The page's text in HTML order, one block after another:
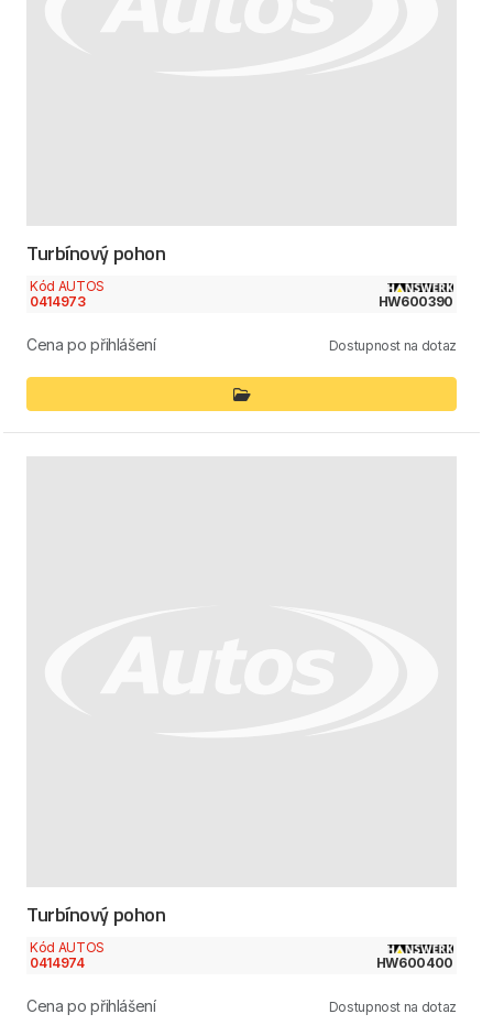
Turbínový pohon
Kód AUTOS
0414973
HW600390
Cena po přihlášení Dostupnost na dotaz
Turbínový pohon
Kód AUTOS
0414974
HW600400
Cena po přihlášení Dostupnost na dotaz